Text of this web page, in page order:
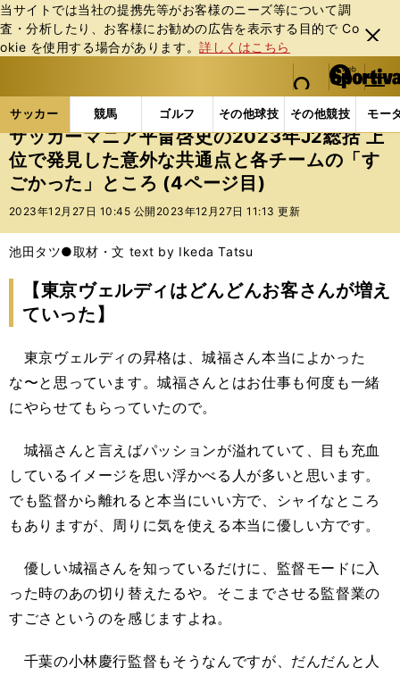
当サイトでは当社の提携先等がお客様のニーズ等について調
査・分析したり、お客様にお勧めの広告を表⽰する⽬的で Co
okie を使⽤する場合があります。詳しくはこちら
閉じ
る
web Sportiva (webスポルティーバ)
検索
マイペ
ー
ジ
メニュ
サッカー 競馬 ゴルフ その他球技 その他競技 モー
ス
ポ
ル
テ
ー
バ
サッカーの記事一覧 Jリーグ他 Jリーグ サッカ
サッカーマニア平畠啓史の2023年J2総括 上
位で発見した意外な共通点と各チームの「す
ごかった」ところ (4ページ目)
2023年12月27日 10:45 公開 2023年12月27日 11:13 更新
池田タツ●取材・文 text by Ikeda Tatsu
【東京ヴェルディはどんどんお客さんが増え
ていった】
東京ヴェルディの昇格は、城福さん本当によかった
な〜と思っています。城福さんとはお仕事も何度も一緒
にやらせてもらっていたので。
城福さんと言えばパッションが溢れていて、目も充血
しているイメージを思い浮かべる人が多いと思います。
でも監督から離れると本当にいい方で、シャイなところ
もありますが、周りに気を使える本当に優しい方です。
優しい城福さんを知っているだけに、監督モードに入
った時のあの切り替えたるや。そこまでさせる監督業の
すごさというのを感じますよね。
千葉の小林慶行監督もそうなんですが、だんだんと人